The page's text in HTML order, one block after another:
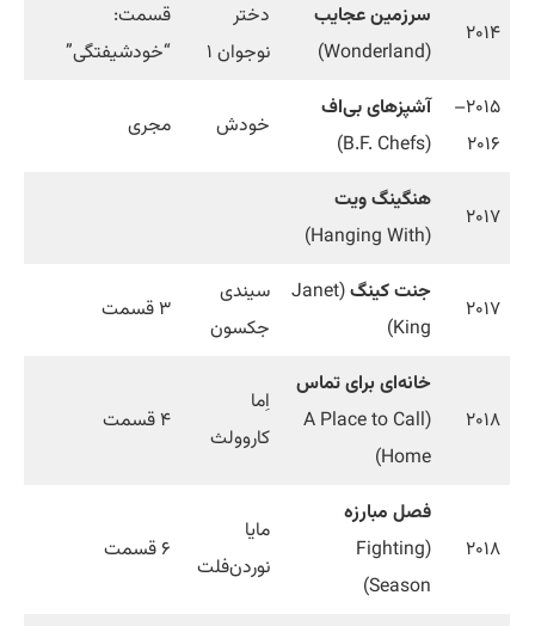
۲۰۱۴
سرزمین عجایب
(Wonderland)
دختر
نوجوان ۱
قسمت:
“خودشیفتگی”
۲۰۱۵–
۲۰۱۶
آشپزهای بی‌اف
(B.F. Chefs)
خودش مجری
۲۰۱۷
هنگینگ ویت
(Hanging With)
۲۰۱۷
جنت کینگ (Janet
King)
سیندی
جکسون
۳ قسمت
۲۰۱۸
خانه‌ای برای تماس
(A Place to Call
Home)
اِما
کاروولث
۴ قسمت
۲۰۱۸
فصل مبارزه
(Fighting
Season)
مایا
نوردن‌فلت
۶ قسمت